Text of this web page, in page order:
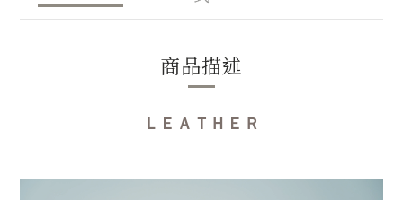
商品描述
ＬＥＡＴＨＥＲ